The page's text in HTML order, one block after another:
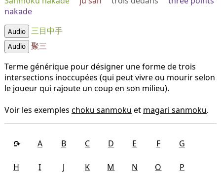
nakade
Audio 三目中手
Audio
聚三
Terme générique pour désigner une forme de trois
intersections inoccupées (qui peut vivre ou mourir selon
le joueur qui rajoute un coup en son milieu).
Voir les exemples choku sanmoku et magari sanmoku.
A B C D E F G
H I J K M N O P